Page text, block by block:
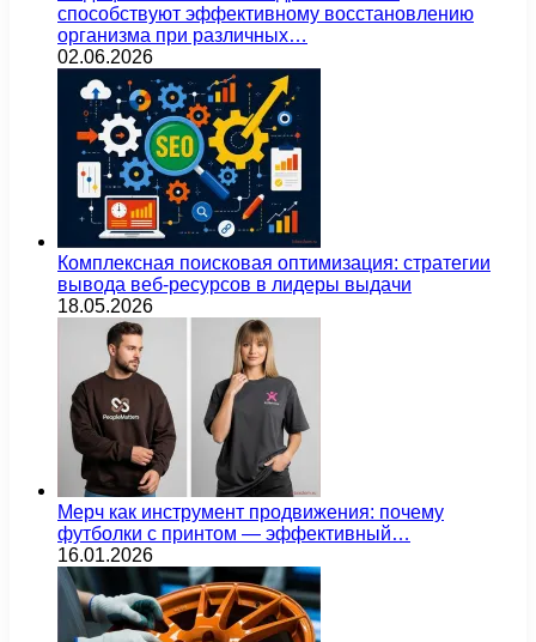
способствуют эффективному восстановлению
организма при различных…
02.06.2026
Комплексная поисковая оптимизация: стратегии
вывода веб-ресурсов в лидеры выдачи
18.05.2026
Мерч как инструмент продвижения: почему
футболки с принтом — эффективный…
16.01.2026